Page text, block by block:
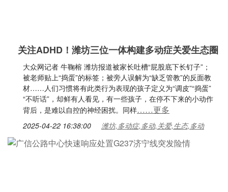
关注ADHD！潍坊三位一体构建多动症关爱生态圈
大众网记者 牛鞠榕 潍坊报道被家长吐槽“屁股底下长钉子”；
被老师贴上“捣蛋”的标签；被旁人误解为“缺乏管教”的反面教
材……人们习惯将有此类行为表现的孩子定义为“调皮”“捣蛋”
“不听话”，却鲜有人看见，有一些孩子，在停不下来的小动作
背后，是难以自控的神经困扰。同样……更多
2025-04-22 16:38:00 潍坊,多动症,多动,关爱,生态,多动